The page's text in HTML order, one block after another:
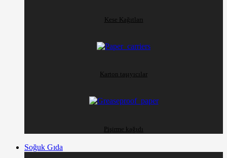
Kese Kağıtları
Karton taşıyıcılar
Pişirme kağıdı
Soğuk Gıda